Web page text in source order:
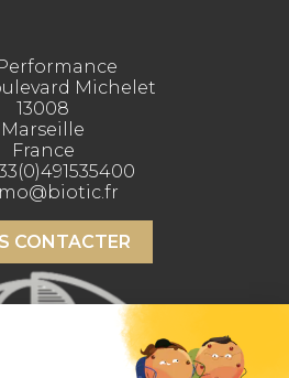
Michelet
13008
Marseille
France
CONTACTER